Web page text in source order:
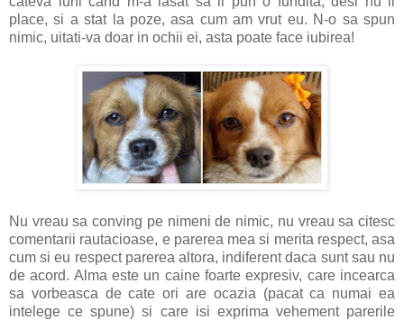
place, si a stat la poze, asa cum am vrut eu. N-o sa spun
nimic, uitati-va doar in ochii ei, asta poate face iubirea!
Nu vreau sa conving pe nimeni de nimic, nu vreau sa citesc
comentarii rautacioase, e parerea mea si merita respect, asa
cum si eu respect parerea altora, indiferent daca sunt sau nu
de acord. Alma este un caine foarte expresiv, care incearca
sa vorbeasca de cate ori are ocazia (pacat ca numai ea
intelege ce spune) si care isi exprima vehement parerile